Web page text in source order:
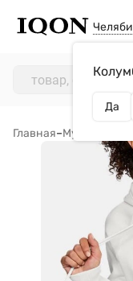
Да
Главная–Мужчинам